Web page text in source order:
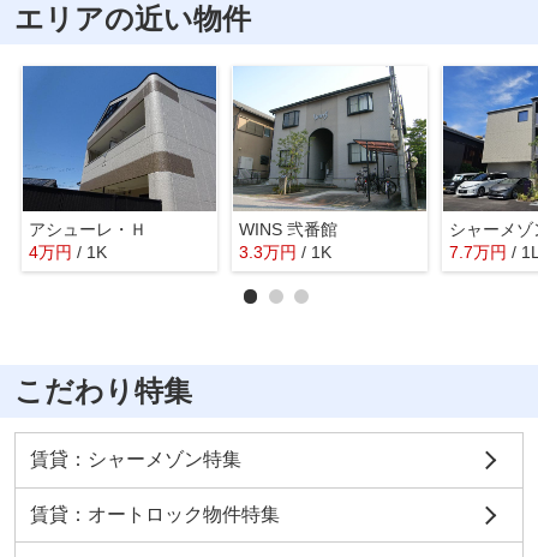
エリアの近い物件
アシューレ・Ｈ
4万円 / 1K
WINS 弐番館
3.3万円 / 1K 7.7万円 /
こだわり特集
賃貸：シャーメゾン特集
賃貸：オートロック物件特集